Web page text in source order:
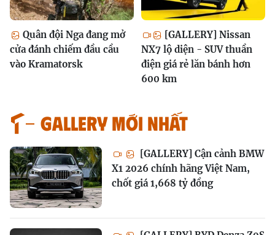
Quân đội Nga đang mở
cửa đánh chiếm đầu cầu
vào Kramatorsk
[GALLERY] Nissan
NX7 lộ diện - SUV thuần
điện giá rẻ lăn bánh hơn
600 km
GALLERY MỚI NHẤT
[GALLERY] Cận cảnh BMW
X1 2026 chính hãng Việt Nam,
chốt giá 1,668 tỷ đồng